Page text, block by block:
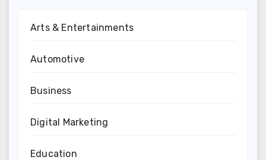
Arts & Entertainments
Automotive
Business
Digital Marketing
Education